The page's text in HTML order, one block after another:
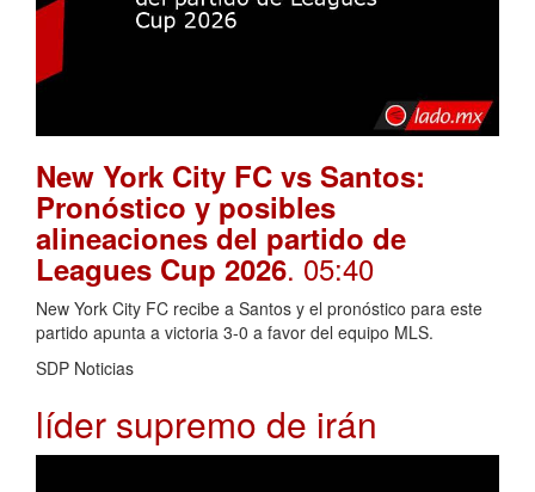
New York City FC vs Santos:
Pronóstico y posibles
alineaciones del partido de
Leagues Cup 2026. 05:40
New York City FC recibe a Santos y el pronóstico para este
partido apunta a victoria 3-0 a favor del equipo MLS.
SDP Noticias
líder supremo de irán